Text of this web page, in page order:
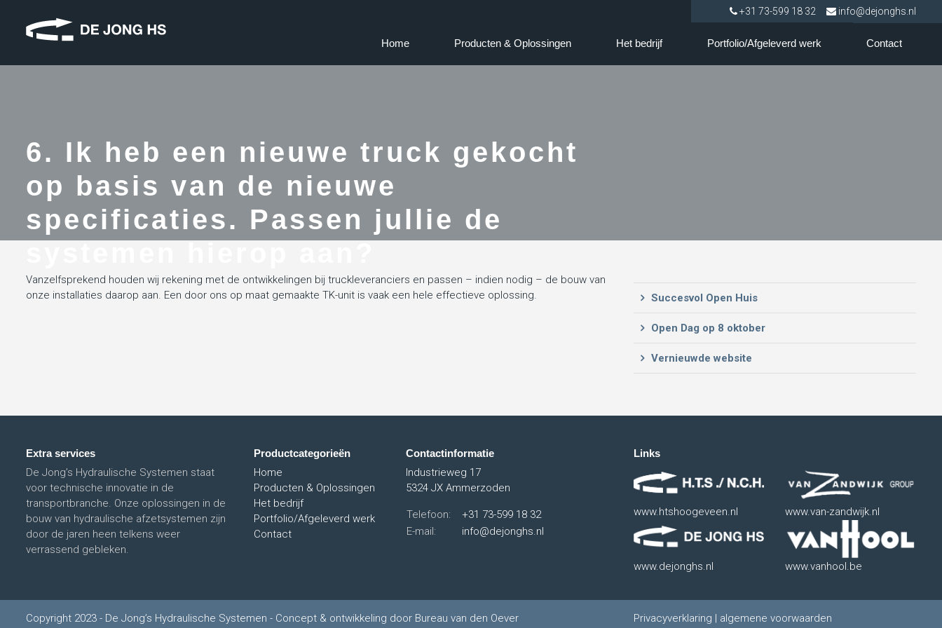
+31 73-599 18 32 info@dejonghs.nl
Home Producten & Oplossingen Het bedrijf Portfolio/Afgeleverd werk Contact
6. Ik heb een nieuwe truck gekocht
op basis van de nieuwe
specificaties. Passen jullie de
Vanzelfsprekend houden wij rekening met de ontwikkelingen bij truckleveranciers en passen – indien nodig – de bouw van
onze installaties daarop aan. Een door ons op maat gemaakte TK-unit is vaak een hele effectieve oplossing.
Succesvol Open Huis
Open Dag op 8 oktober
Vernieuwde website
Extra services
De Jong’s Hydraulische Systemen staat
voor technische innovatie in de
transportbranche. Onze oplossingen in de
bouw van hydraulische afzetsystemen zijn
door de jaren heen telkens weer
verrassend gebleken.
Productcategorieën
Home
Producten & Oplossingen
Het bedrijf
Portfolio/Afgeleverd werk
Contact
Contactinformatie
Industrieweg 17
5324 JX Ammerzoden
Telefoon:
+31 73-599 18 32
E-mail:
info@dejonghs.nl
Links
www.htshoogeveen.nl
www.dejonghs.nl
www.van-zandwijk.nl
www.vanhool.be
Copyright 2023 - De Jong’s Hydraulische Systemen - Concept & ontwikkeling door Bureau van den Oever Privacyverklaring algemene voorwaarden